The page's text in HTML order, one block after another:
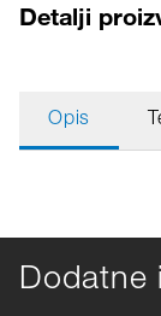
Detalji
Opis
Dodatne